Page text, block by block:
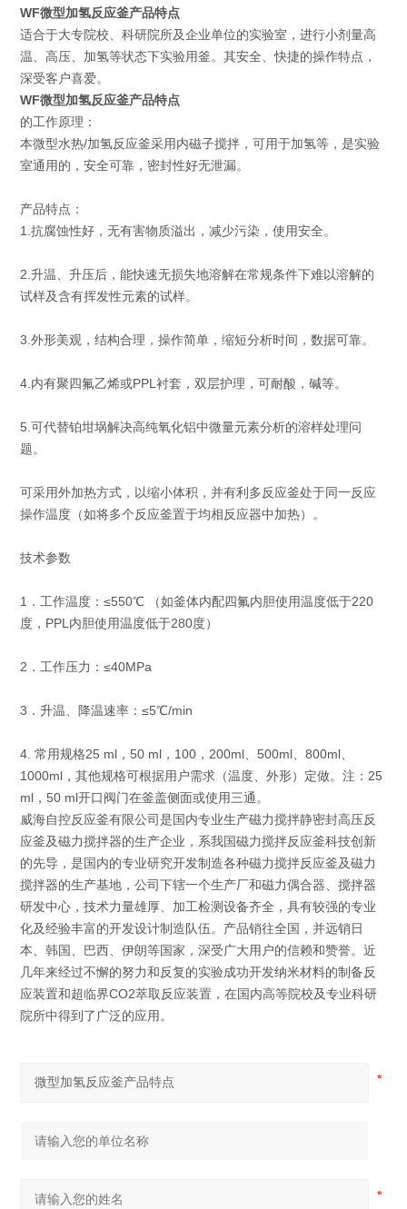
WF微型加氢反应釜产品特点
适合于大专院校、科研院所及企业单位的实验室，进行小剂量高
温、高压、加氢等状态下实验用釜。其安全、快捷的操作特点，
深受客户喜爱。
WF微型加氢反应釜产品特点
的工作原理：
本微型水热/加氢反应釜采用内磁子搅拌，可用于加氢等，是实验
室通用的，安全可靠，密封性好无泄漏。
产品特点：
1.抗腐蚀性好，无有害物质溢出，减少污染，使用安全。
2.升温、升压后，能快速无损失地溶解在常规条件下难以溶解的
试样及含有挥发性元素的试样。
3.外形美观，结构合理，操作简单，缩短分析时间，数据可靠。
4.内有聚四氟乙烯或PPL衬套，双层护理，可耐酸，碱等。
5.可代替铂坩埚解决高纯氧化铝中微量元素分析的溶样处理问
题。
可采用外加热方式，以缩小体积，并有利多反应釜处于同一反应
操作温度（如将多个反应釜置于均相反应器中加热）。
技术参数
1．工作温度：≤550℃ （如釜体内配四氟内胆使用温度低于220
度，PPL内胆使用温度低于280度）
2．工作压力：≤40MPa
3．升温、降温速率：≤5℃/min
4. 常用规格25 ml，50 ml，100，200ml、500ml、800ml、
1000ml，其他规格可根据用户需求（温度、外形）定做。注：25
ml，50 ml开口阀门在釜盖侧面或使用三通。
威海自控反应釜有限公司是国内专业生产磁力搅拌静密封高压反
应釜及磁力搅拌器的生产企业，系我国磁力搅拌反应釜科技创新
的先导，是国内的专业研究开发制造各种磁力搅拌反应釜及磁力
搅拌器的生产基地，公司下辖一个生产厂和磁力偶合器、搅拌器
研发中心，技术力量雄厚、加工检测设备齐全，具有较强的专业
化及经验丰富的开发设计制造队伍。产品销往全国，并远销日
本、韩国、巴西、伊朗等国家，深受广大用户的信赖和赞誉。近
几年来经过不懈的努力和反复的实验成功开发纳米材料的制备反
应装置和超临界CO2萃取反应装置，在国内高等院校及专业科研
院所中得到了广泛的应用。